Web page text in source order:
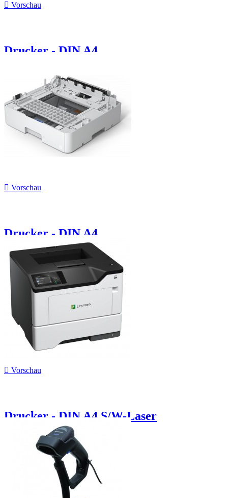
 Vorschau
Drucker - DIN A4,...
 Vorschau
Drucker - DIN A4,...
 Vorschau
Drucker - DIN A4 S/W-Laser